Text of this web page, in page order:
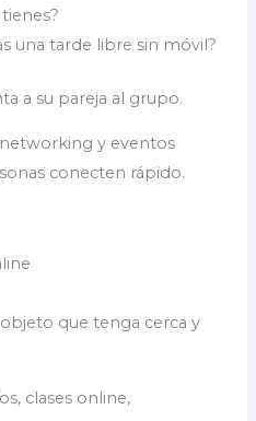
una tarde libre sin móvil?
a su pareja al grupo.
networking y eventos
conecten rápido.
que tenga cerca y
clases online,